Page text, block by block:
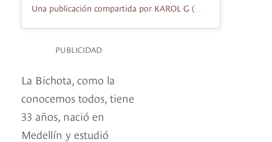
PUBLICIDAD
La Bichota, como la
conocemos todos, tiene
33 años, nació en
Medellín y estudió